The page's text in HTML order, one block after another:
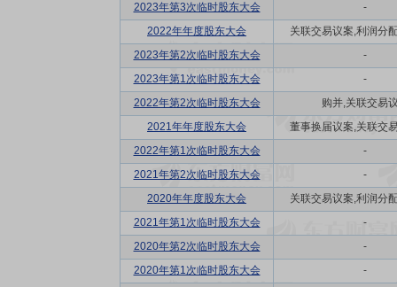
2023年第3次临时股东大会
-
2022年年度股东大会
关联交易议案,利润分
2023年第2次临时股东大会
-
2023年第1次临时股东大会
-
2022年第2次临时股东大会
购并,关联交易
2021年年度股东大会
董事换届议案,关联交
2022年第1次临时股东大会
-
2021年第2次临时股东大会
-
2020年年度股东大会
关联交易议案,利润分
2021年第1次临时股东大会
-
2020年第2次临时股东大会
-
2020年第1次临时股东大会
-